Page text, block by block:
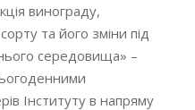
винограду,
та його зміни під
середовища» –
Інституту в напряму